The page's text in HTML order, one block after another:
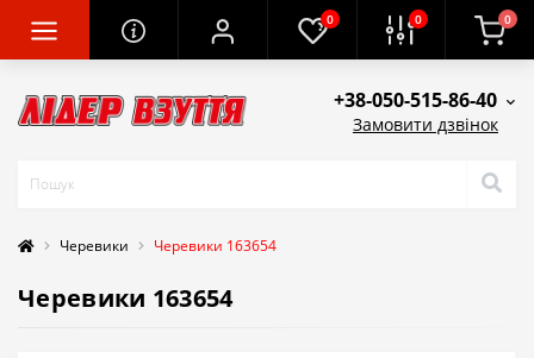
0 0 0
+38-050-515-86-40
Замовити дзвінок
Черевики Черевики 163654
Черевики 163654